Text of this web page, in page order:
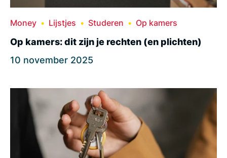
Money Lijstjes Studeren Op kamers
Op kamers: dit zijn je rechten (en plichten)
10 november 2025